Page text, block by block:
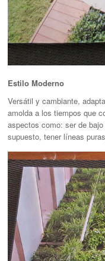
Estilo Moderno
Versátil y cambiante,
amolda a los tiempos que
aspectos como: ser de
supuesto, tener líneas